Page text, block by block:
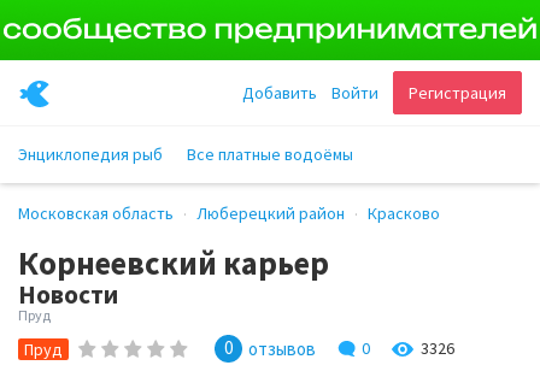
Регистрация
Войти
Добавить
Энциклопедия рыб Все платные водоёмы
Московская область Люберецкий район Красково
Корнеевский карьер
Новости
Пруд
Пруд 0 отзывов 0 3326